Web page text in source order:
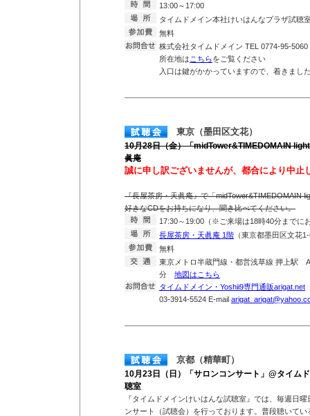
13:00～17:00
タイムドメイン本社けいはんなプラザ試聴
無料
株式会社タイムドメイン TEL 0774-95-5060
所在地は こちらをご覧ください
入口は鍵がかかっていますので、着きまし
東京（墨田区文花）
10月28日（金）「midTower&TIMEDOMAIN
眞庵
誠に申し訳ございませんが、都合により中止
『長屋茶房・天眞庵』で「midTower&TIMEDOMAIN
好きなCDをお持ちになり、聞き比べてください。
17:30～19:00（※ご来場は18時40分までに
長屋茶房・天眞庵 1階 （東京都墨田区文花
無料
東京メトロ半蔵門線・都営浅草線 押上駅
分 地図はこちら
タイムドメイン・Yoshii9専門通販arigat.net
03-3914-5524 E-mail
京都（精華町）
10月23日（日）「サロンコンサート」@タイム
聴室
『タイムドメインけいはんな試聴室』では、毎週日
ンサート（試聴会）を行っております。普段聴いて